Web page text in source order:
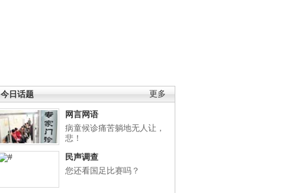
更多
今日话题
网言网语
病童候诊痛苦躺地无人让，
悲！
民声调查
您还看国足比赛吗？